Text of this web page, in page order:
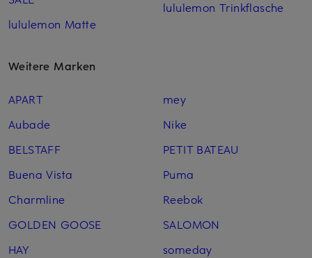
lululemon Matte
lululemon Trinkflasche
Weitere Marken
APART
Aubade
BELSTAFF
Buena Vista
Charmline
GOLDEN GOOSE
HAY
mey
Nike
PETIT BATEAU
Puma
Reebok
SALOMON
someday